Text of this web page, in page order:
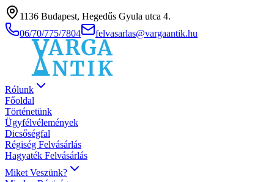
1136 Budapest, Hegedűs Gyula utca 4.
06/70/775/7804
felvasarlas@vargaantik.hu
Rólunk
Főoldal
Történetünk
Ügyfélvélemények
Dicsőségfal
Régiség Felvásárlás
Hagyaték Felvásárlás
Miket Veszünk?